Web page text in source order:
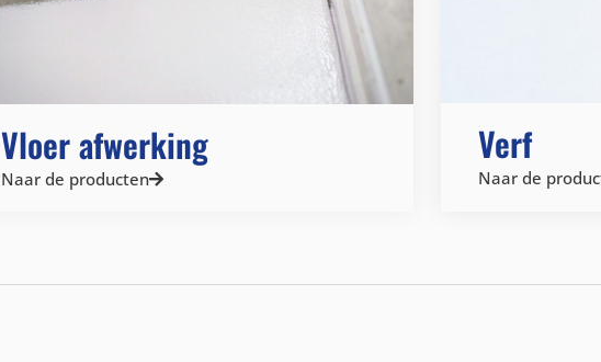
Vloer afwerking
Naar de producten
Verf
Naar de